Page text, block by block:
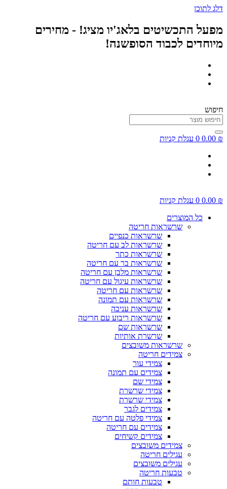
דלג לתוכן
מפעל התכשיטים בלאג'יו מציג! - מחירים
מיוחדים לכבוד הסופשנה!
חיפוש
0.00 ₪
0 עגלת קניות
0.00 ₪
0 עגלת קניות
כל המוצרים
שרשראות חריטה
שרשראות כנפיים
שרשראות לב עם חריטה
שרשראות כתר
שרשראות בר עם חריטה
שרשראות מלבן עם חריטה
שרשראות עיגול עם חריטה
שרשראות עם חריטה
שרשראות עם תמונה
שרשראות עניבה
שרשראות ריבוע עם חריטה
שרשראות שם
שרשרת אותיות
שרשראות משובצים
צמידים חריטה
צמידי עור
צמידים עם תמונה
צמידי שם
צמידי שרשרת
צמידי שרשרת
צמידים לגבר
צמידי פלטה עם חריטה
צמידים עם חריטה
צמידים קשיחים
צמידים משובצים
עגילים חריטה
עגילים משובצים
טבעות חריטה
טבעות חותם